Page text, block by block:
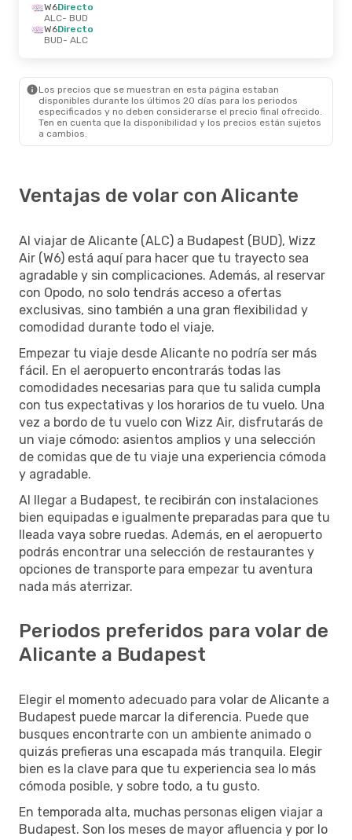
W6Directo
ALC- BUD
W6Directo
BUD- ALC
Los precios que se muestran en esta página estaban
disponibles durante los últimos 20 días para los periodos
especificados y no deben considerarse el precio final ofrecido.
Ten en cuenta que la disponibilidad y los precios están sujetos
a cambios.
Ventajas de volar con Alicante
Al viajar de Alicante (ALC) a Budapest (BUD), Wizz
Air (W6) está aquí para hacer que tu trayecto sea
agradable y sin complicaciones. Además, al reservar
con Opodo, no solo tendrás acceso a ofertas
exclusivas, sino también a una gran flexibilidad y
comodidad durante todo el viaje.
Empezar tu viaje desde Alicante no podría ser más
fácil. En el aeropuerto encontrarás todas las
comodidades necesarias para que tu salida cumpla
con tus expectativas y los horarios de tu vuelo. Una
vez a bordo de tu vuelo con Wizz Air, disfrutarás de
un viaje cómodo: asientos amplios y una selección
de comidas que de tu viaje una experiencia cómoda
y agradable.
Al llegar a Budapest, te recibirán con instalaciones
bien equipadas e igualmente preparadas para que tu
lleada vaya sobre ruedas. Además, en el aeropuerto
podrás encontrar una selección de restaurantes y
opciones de transporte para empezar tu aventura
nada más aterrizar.
Periodos preferidos para volar de
Alicante a Budapest
Elegir el momento adecuado para volar de Alicante a
Budapest puede marcar la diferencia. Puede que
busques encontrarte con un ambiente animado o
quizás prefieras una escapada más tranquila. Elegir
bien es la clave para que tu experiencia sea lo más
cómoda posible, y sobre todo, a tu gusto.
En temporada alta, muchas personas eligen viajar a
Budapest. Son los meses de mayor afluencia y por lo